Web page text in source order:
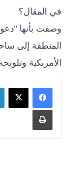
في المقال؟
وصفت بأنها
المنطقة إلى
الأمريكية
طباعة